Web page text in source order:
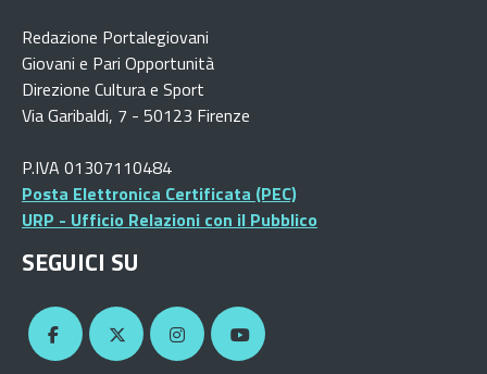
Redazione Portalegiovani
Giovani e Pari Opportunità
Direzione Cultura e Sport
Via Garibaldi, 7 - 50123 Firenze
P.IVA 01307110484
Posta Elettronica Certificata (PEC)
URP - Ufficio Relazioni con il Pubblico
SEGUICI SU